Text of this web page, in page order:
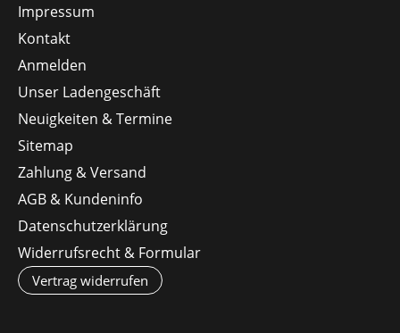
Impressum
Kontakt
Anmelden
Unser Ladengeschäft
Neuigkeiten & Termine
Sitemap
Zahlung & Versand
AGB & Kundeninfo
Datenschutzerklärung
Widerrufsrecht & Formular
Vertrag widerrufen